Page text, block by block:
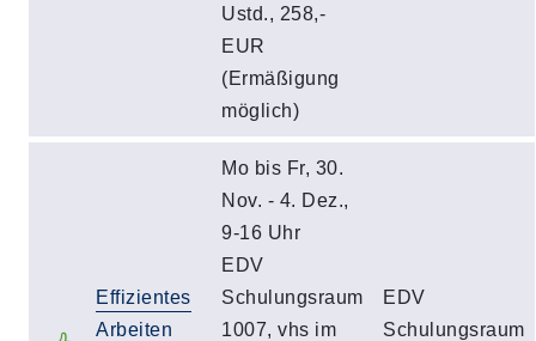
Ustd., 258,-
EUR
(Ermäßigung
möglich)
Effizientes
Arbeiten
Mo bis Fr, 30.
Nov. - 4. Dez.,
9-16 Uhr
EDV
Schulungsraum
1007, vhs im
EDV
Schulungsraum